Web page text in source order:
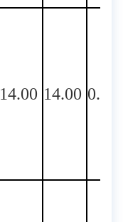
14.00 14.00 0.00